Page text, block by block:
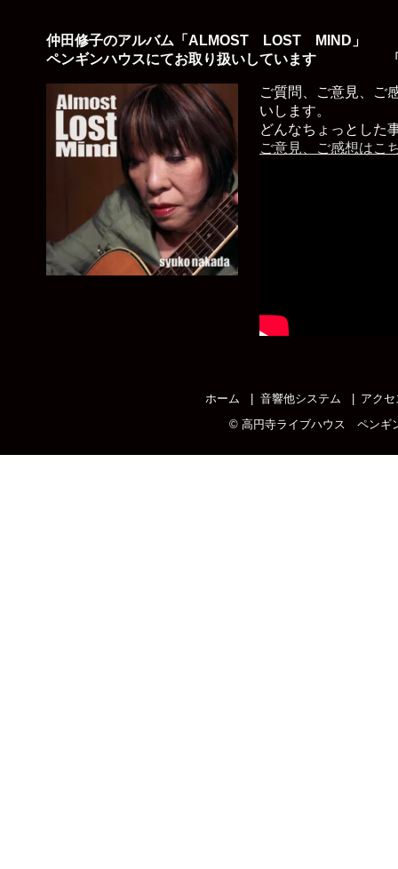
仲田修子のアルバム「ALMOST LOST MIND」
ペンギンハウスにてお取り扱いしています 「
ご質問、ご意見、ご
いします。
どんなちょっとした
ご意見、ご感想はこ
ホーム 音響他システム
アクセ
© 高円寺ライブハウス ペンギ